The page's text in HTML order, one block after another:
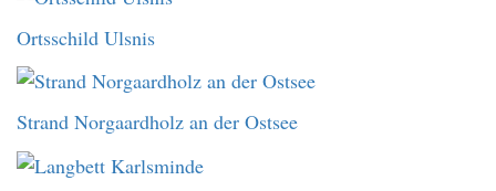
Ortsschild Ulsnis
Strand Norgaardholz an der Ostsee